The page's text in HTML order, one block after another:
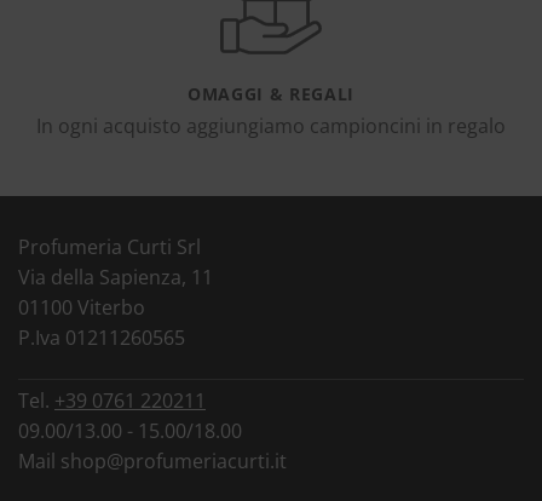
OMAGGI & REGALI
In ogni acquisto aggiungiamo campioncini in regalo
Profumeria Curti Srl
Via della Sapienza, 11
01100 Viterbo
P.Iva 01211260565
Tel. +39 0761 220211
09.00/13.00 - 15.00/18.00
Mail shop@profumeriacurti.it